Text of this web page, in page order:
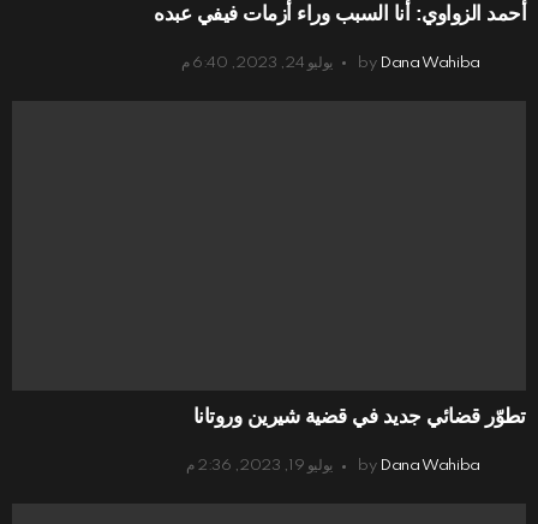
أحمد الزواوي: أنا السبب وراء أزمات فيفي عبده
by Dana Wahiba يوليو 24, 2023, 6:40 م
تطوّر قضائي جديد في قضية شيرين وروتانا
by Dana Wahiba يوليو 19, 2023, 2:36 م